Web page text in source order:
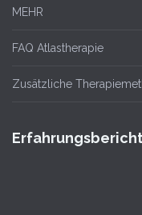
MEHR
FAQ Atlastherapie
Zusätzliche